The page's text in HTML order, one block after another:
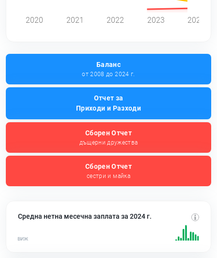
2020 2021 2022 2023 2024
Баланс
от 2008 до 2024 г.
Отчет за
Приходи и Разходи
Сборен Отчет
дъщерни дружества
Сборен Отчет
сестри и майка
Средна нетна месечна заплата за 2024 г.